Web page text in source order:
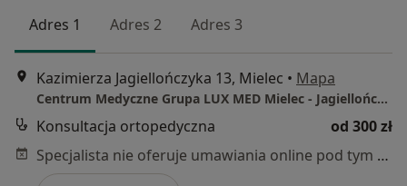
Adres 1 Adres 2 Adres 3
Kazimierza Jagiellończyka 13, Mielec • Mapa
Centrum Medyczne Grupa LUX MED Mielec - Jagiellończyka 13
Konsultacja ortopedyczna
od 300 zł
Specjalista nie oferuje umawiania online pod tym adresem.